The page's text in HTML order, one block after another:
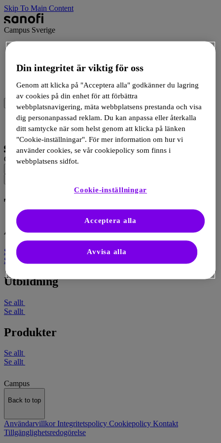
Skip To Main Content
Campus Sverige
Events
Medicinsk information
Logga in
Registrera dig
Campus Sverige
Typ 1 diabetes
Artiklar
Se allt
Se allt
Utbildning
Se allt
Se allt
Produkter
Se allt
Se allt
Campus
Back to top
AnvändarvillkorIntegritetspolicy Cookiepolicy Kontakt
Tillgänglighetsredogörelse
Din integritet är viktig för oss
Genom att klicka på "Acceptera alla" godkänner du lagring
av cookies på din enhet för att förbättra
webbplatsnavigering, mäta webbplatsens prestanda och visa
dig personanpassad reklam. Du kan anpassa eller återkalla
ditt samtycke när som helst genom att klicka på länken
"Cookie-inställningar". För mer information om hur vi
använder cookies, se vår cookiepolicy som finns i
webbplatsens sidfot.
Cookie-inställningar
Avvisa alla
Acceptera alla